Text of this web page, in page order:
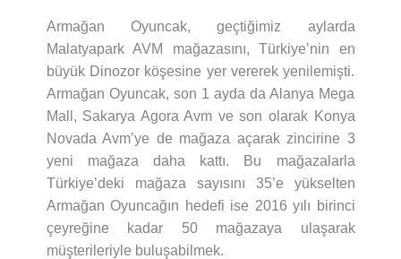
Armağan Oyuncak, geçtiğimiz aylarda
Malatyapark AVM mağazasını, Türkiye’nin en
büyük Dinozor köşesine yer vererek yenilemişti.
Armağan Oyuncak, son 1 ayda da Alanya Mega
Mall, Sakarya Agora Avm ve son olarak Konya
Novada Avm’ye de mağaza açarak zincirine 3
yeni mağaza daha kattı. Bu mağazalarla
Türkiye’deki mağaza sayısını 35’e yükselten
Armağan Oyuncağın hedefi ise 2016 yılı birinci
çeyreğine kadar 50 mağazaya ulaşarak
müşterileriyle buluşabilmek.